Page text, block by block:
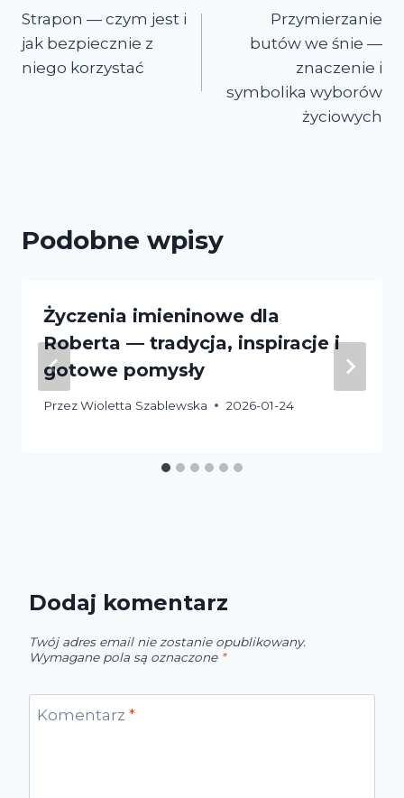
wpisu
Strapon — czym jest i
jak bezpiecznie z
niego korzystać
Przymierzanie
butów we śnie —
znaczenie i
symbolika wyborów
życiowych
Podobne wpisy
Życzenia imieninowe dla
Roberta — tradycja, inspiracje i
gotowe pomysły
PrzezWioletta Szablewska 2026-01-24
Dodaj komentarz
Twój adres email nie zostanie opublikowany.
Wymagane pola są oznaczone *
Komentarz *